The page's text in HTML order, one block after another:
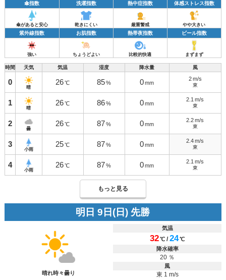
傘指数 洗濯指数 熱中症指数 体感ストレス指数
傘があると安心 乾きにくい 厳重警戒 やや大きい
紫外線指数 お肌指数 熱帯夜指数 ビール指数
強い ちょうどよい 比較的快適 まずまず
時間 天気 気温 湿度 降水量 風
0
晴
26 ℃ 85 % 0 mm
2m/s
東
1
晴
26 ℃ 86 % 0 mm
2.1 m/s
東
2
曇
26 ℃ 87 % 0 mm
2.2 m/s
東
3
小雨
25 ℃ 87 % 0 mm
2.4 m/s
東
4
小雨
26 ℃ 87 % 0 mm
2.1 m/s
東
もっと見る
明日 9日(日) 先勝
晴れ時々曇り
気温
32℃ /24℃
降水確率
20 ％
風
東 1 m/s